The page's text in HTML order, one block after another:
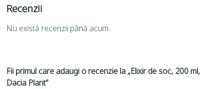
Recenzii
Nu există recenzii până acum.
Fii primul care adaugi o recenzie la „Elixir de soc, 200 ml,
Dacia Plant”